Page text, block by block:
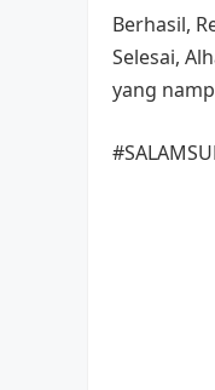
Berhasil,
Selesai,
yang